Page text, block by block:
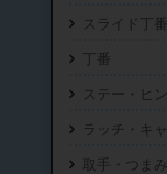
スライド丁番
丁番
ステー・ヒ
ラッチ・キ
取手・つまみ